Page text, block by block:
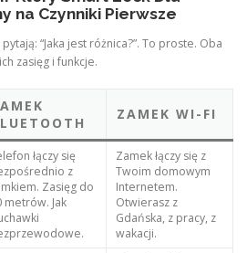
na Czynniki Pierwsze
“Jaka jest różnica?”. To proste. Oba
zasięg i funkcje.
ZAMEK WI-FI
łączy się
z
Zasięg do
metrów. Jak
Zamek łączy się z
Twoim domowym
Internetem.
Otwierasz z
Gdańska, z pracy, z
wakacji.